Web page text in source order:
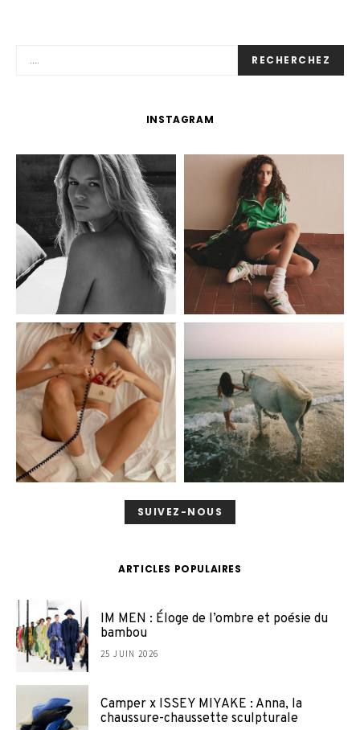
RECHERCHEZ
INSTAGRAM
SUIVEZ-NOUS
ARTICLES POPULAIRES
IM MEN : Éloge de l’ombre et poésie du
bambou
25 JUIN 2026
Camper x ISSEY MIYAKE : Anna, la
chaussure-chaussette sculpturale